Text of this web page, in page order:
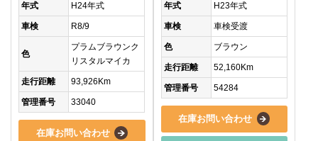
年式 H24年式
車検 R8/9
色
プラムブラウンク
リスタルマイカ
走行距離 93,926Km
管理番号 33040
在庫お問い合わせ
年式 H23年式
車検 車検受渡
色 ブラウン
走行距離 52,160Km
管理番号 54284
在庫お問い合わせ